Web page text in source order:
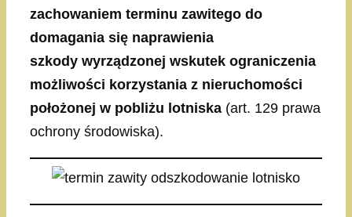
zachowaniem terminu zawitego do
domagania się naprawienia
szkody wyrządzonej wskutek ograniczenia
możliwości korzystania z nieruchomości
położonej w pobliżu lotniska (art. 129 prawa
ochrony środowiska).